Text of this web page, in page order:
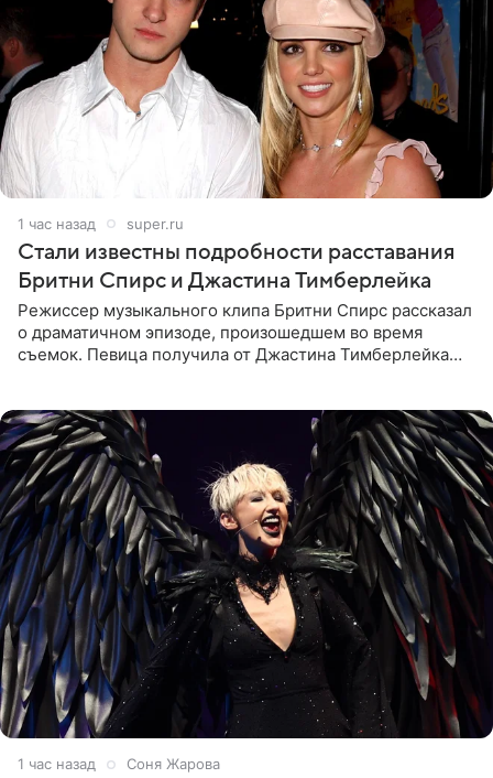
1 час назад super.ru
Стали известны подробности расставания
Бритни Спирс и Джастина Тимберлейка
Режиссер музыкального клипа Бритни Спирс рассказал
о драматичном эпизоде, произошедшем во время
съемок. Певица получила от Джастина Тимберлейка
1 час назад Соня Жарова